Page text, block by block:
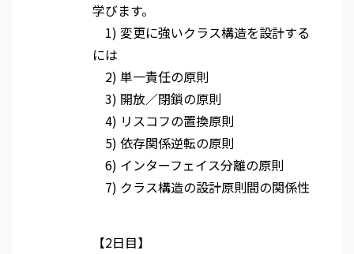
学びます。
1) 変更に強いクラス構造を設計する
には
2) 単一責任の原則
3) 開放／閉鎖の原則
4) リスコフの置換原則
5) 依存関係逆転の原則
6) インターフェイス分離の原則
7) クラス構造の設計原則間の関係性
【2日目】